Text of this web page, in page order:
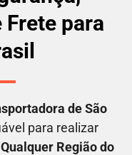
para
de São
para realizar
Região do